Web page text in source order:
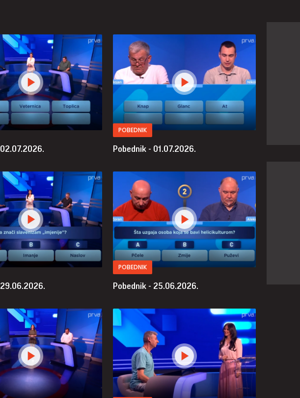
POBEDNIK
Pobednik - 01.07.2026.
POBEDNIK
Pobednik - 25.06.2026.